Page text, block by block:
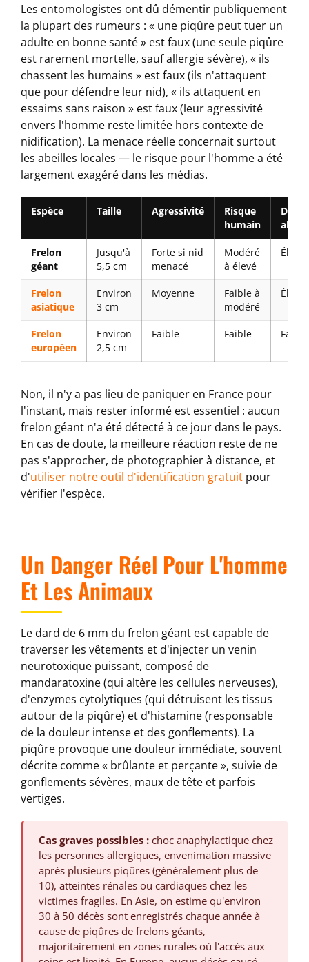
Les entomologistes ont dû démentir publiquement
la plupart des rumeurs : « une piqûre peut tuer un
adulte en bonne santé » est faux (une seule piqûre
est rarement mortelle, sauf allergie sévère), « ils
chassent les humains » est faux (ils n'attaquent
que pour défendre leur nid), « ils attaquent en
essaims sans raison » est faux (leur agressivité
envers l'homme reste limitée hors contexte de
nidification). La menace réelle concernait surtout
les abeilles locales — le risque pour l'homme a été
largement exagéré dans les médias.
Espèce Taille Agressivité
Risque
humain
Frelon
géant
Jusqu'à
5,5 cm
Forte si nid
menacé
Modéré
à élevé
Élevé
Frelon
asiatique
Environ
3 cm
Moyenne
Faible à
modéré
Élevé
Frelon
européen
Environ
2,5 cm
Faible Faible Faible
Non, il n'y a pas lieu de paniquer en France pour
l'instant, mais rester informé est essentiel : aucun
frelon géant n'a été détecté à ce jour dans le pays.
En cas de doute, la meilleure réaction reste de ne
pas s'approcher, de photographier à distance, et
d'utiliser notre outil d'identification gratuit pour
vérifier l'espèce.
Un Danger Réel Pour L'homme
Et Les Animaux
Le dard de 6 mm du frelon géant est capable de
traverser les vêtements et d'injecter un venin
neurotoxique puissant, composé de
mandaratoxine (qui altère les cellules nerveuses),
d'enzymes cytolytiques (qui détruisent les tissus
autour de la piqûre) et d'histamine (responsable
de la douleur intense et des gonflements). La
piqûre provoque une douleur immédiate, souvent
décrite comme « brûlante et perçante », suivie de
gonflements sévères, maux de tête et parfois
vertiges.
Cas graves possibles : choc anaphylactique chez
les personnes allergiques, envenimation massive
après plusieurs piqûres (généralement plus de
10), atteintes rénales ou cardiaques chez les
victimes fragiles. En Asie, on estime qu'environ
30 à 50 décès sont enregistrés chaque année à
cause de piqûres de frelons géants,
majoritairement en zones rurales où l'accès aux